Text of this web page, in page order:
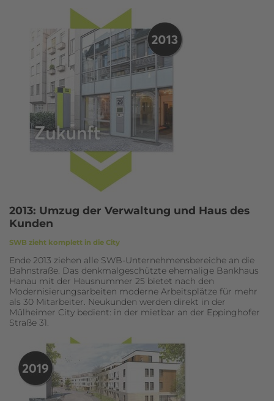
2013: Umzug der Verwaltung und Haus des
Kunden
SWB zieht komplett in die City
Ende 2013 ziehen alle SWB-Unternehmensbereiche an die
Bahnstraße. Das denkmalgeschützte ehemalige Bankhaus
Hanau mit der Hausnummer 25 bietet nach den
Modernisierungsarbeiten moderne Arbeitsplätze für mehr
als 30 Mitarbeiter. Neukunden werden direkt in der
Mülheimer City bedient: in der mietbar an der Eppinghofer
Straße 31.